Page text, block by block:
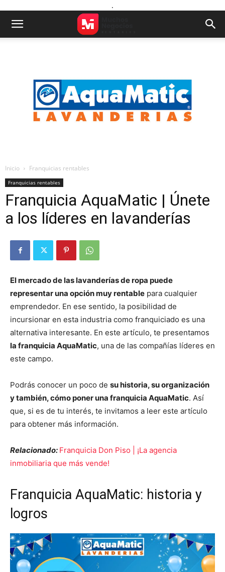
.
Inicio Franquicias rentables
Franquicias rentables
Franquicia AquaMatic | Únete
a los líderes en lavanderías
El mercado de las lavanderías de ropa puede
representar una opción muy rentable para cualquier
emprendedor. En ese sentido, la posibilidad de
incursionar en esta industria como franquiciado es una
alternativa interesante. En este artículo, te presentamos
la franquicia AquaMatic, una de las compañías líderes en
este campo.
Podrás conocer un poco de su historia, su organización
y también, cómo poner una franquicia AquaMatic. Así
que, si es de tu interés, te invitamos a leer este artículo
para obtener más información.
Relacionado: Franquicia Don Piso | ¡La agencia
inmobiliaria que más vende!
Franquicia AquaMatic: historia y
logros